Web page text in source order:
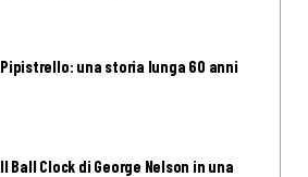
Pipistrello: una storia lunga 60 anni
Il Ball Clock di George Nelson in una